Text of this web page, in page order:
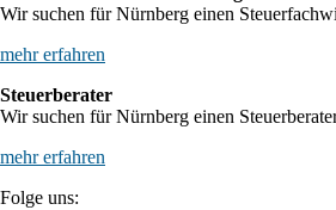
Wir suchen für Nürnberg einen
mehr erfahren
Steuerberater
Wir suchen für Nürnberg einen
mehr erfahren
Folge uns: